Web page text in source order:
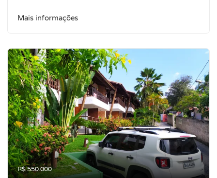
Mais informações
R$ 550.000